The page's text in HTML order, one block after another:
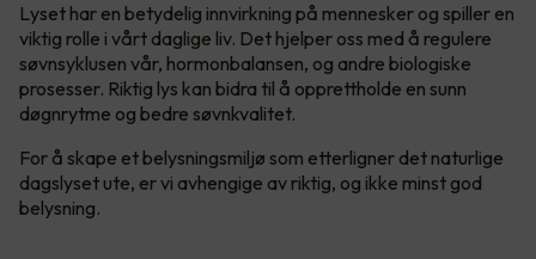
Lyset har en betydelig innvirkning på mennesker og spiller en
viktig rolle i vårt daglige liv. Det hjelper oss med å regulere
søvnsyklusen vår, hormonbalansen, og andre biologiske
prosesser. Riktig lys kan bidra til å opprettholde en sunn
døgnrytme og bedre søvnkvalitet.
For å skape et belysningsmiljø som etterligner det naturlige
dagslyset ute, er vi avhengige av riktig, og ikke minst god
belysning.